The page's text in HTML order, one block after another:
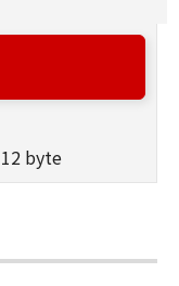
WAS
network
"Designated
byte